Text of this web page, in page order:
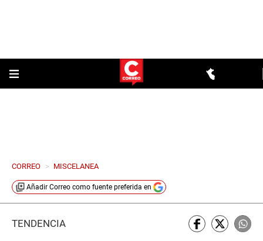
CORREO > MISCELANEA
Añadir Correo como fuente preferida en
TENDENCIA